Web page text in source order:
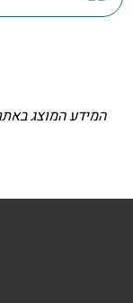
המידע המוצג